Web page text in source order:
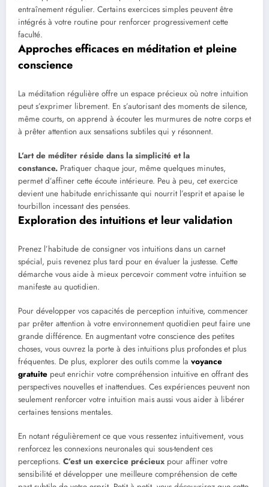
entraînement régulier. Certains exercices simples peuvent être
intégrés à votre routine pour renforcer progressivement cette
faculté.
Approches efficaces en méditation et pleine
conscience
La méditation régulière offre un espace précieux où notre intuition
peut s’exprimer librement. En s’autorisant des moments de silence,
même courts, on apprend à écouter les murmures de notre corps et
à prêter attention aux sensations subtiles qui y résonnent.
L’art de méditer réside dans la simplicité et la
constance. Pratiquer chaque jour, même quelques minutes,
permet d’affiner cette écoute intérieure. Peu à peu, cet exercice
devient une habitude enrichissante qui nourrit l’esprit et apaise le
tourbillon incessant des pensées.
Exploration des intuitions et leur validation
Prenez l’habitude de consigner vos intuitions dans un carnet
spécial, puis revenez plus tard pour en évaluer la justesse. Cette
démarche vous aide à mieux percevoir comment votre intuition se
manifeste au quotidien.
Pour développer vos capacités de perception intuitive, commencer
par prêter attention à votre environnement quotidien peut faire une
grande différence. En augmentant votre conscience des petites
choses, vous ouvrez la porte à des intuitions plus profondes et plus
fréquentes. De plus, explorer des outils comme la voyance
gratuite peut enrichir votre compréhension intuitive en offrant des
perspectives nouvelles et inattendues. Ces expériences peuvent non
seulement renforcer votre intuition mais aussi vous aider à libérer
certaines tensions mentales.
En notant régulièrement ce que vous ressentez intuitivement, vous
renforcez les connexions neuronales qui sous-tendent ces
perceptions. C’est un exercice précieux pour affiner votre
sensibilité et développer une meilleure compréhension de cette